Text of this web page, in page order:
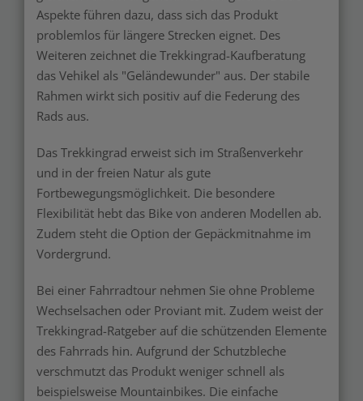
Aspekte führen dazu, dass sich das Produkt
problemlos für längere Strecken eignet. Des
Weiteren zeichnet die Trekkingrad-Kaufberatung
das Vehikel als "Geländewunder" aus. Der stabile
Rahmen wirkt sich positiv auf die Federung des
Rads aus.
Das Trekkingrad erweist sich im Straßenverkehr
und in der freien Natur als gute
Fortbewegungsmöglichkeit. Die besondere
Flexibilität hebt das Bike von anderen Modellen ab.
Zudem steht die Option der Gepäckmitnahme im
Vordergrund.
Bei einer Fahrradtour nehmen Sie ohne Probleme
Wechselsachen oder Proviant mit. Zudem weist der
Trekkingrad-Ratgeber auf die schützenden Elemente
des Fahrrads hin. Aufgrund der Schutzbleche
verschmutzt das Produkt weniger schnell als
beispielsweise Mountainbikes. Die einfache